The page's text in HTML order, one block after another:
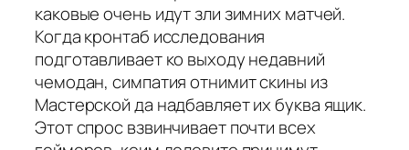
каковые очень идут зли зимних матчей.
Когда кронтаб исследования
подготавливает ко выходу недавний
чемодан, симпатия отнимит скины из
Мастерской да надбавляет их буква ящик.
Этот спрос взвинчивает почти всех